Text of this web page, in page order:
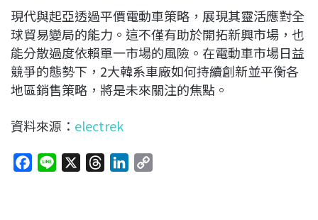
現代與起亞透過平價電動車策略，展現其靈活應對全
球貿易變局的能力。這不僅有助於開拓新興市場，也
能分散過度依賴單一市場的風險。在電動車市場日益
競爭的態勢下，2大韓系車廠如何持續創新並平衡各
地區銷售策略，將是未來關注的焦點。
資料來源： electrek